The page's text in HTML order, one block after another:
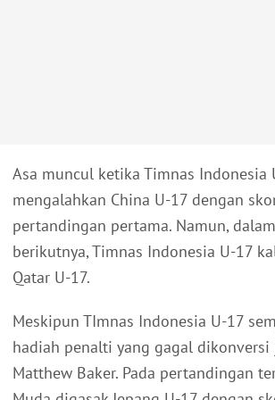
Asa muncul ketika Timnas Indonesia
mengalahkan China U-17 dengan
pertandingan pertama. Namun,
berikutnya, Timnas Indonesia U-17
Qatar U-17.
Meskipun TImnas Indonesia U-17
hadiah penalti yang gagal
Matthew Baker. Pada pertandingan